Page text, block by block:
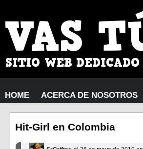
HOME ACERCA DE NOSOTROS
Hit-Girl en Colombia